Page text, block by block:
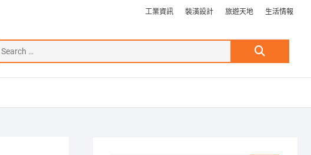
工業資訊 裝潢設計 旅遊天地 生活情報
Search